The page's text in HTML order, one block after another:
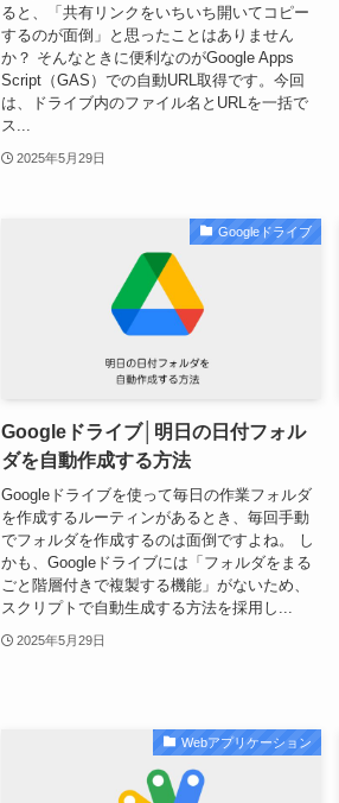
ると、「共有リンクをいちいち開いてコピー
するのが面倒」と思ったことはありません
か？ そんなときに便利なのがGoogle Apps
Script（GAS）での自動URL取得です。今回
は、ドライブ内のファイル名とURLを一括で
ス...
2025年5月29日
Googleドライブ
Googleドライブ│明日の日付フォル
ダを自動作成する方法
Googleドライブを使って毎日の作業フォルダ
を作成するルーティンがあるとき、毎回手動
でフォルダを作成するのは面倒ですよね。 し
かも、Googleドライブには「フォルダをまる
ごと階層付きで複製する機能」がないため、
スクリプトで自動生成する方法を採用し...
2025年5月29日
Webアプリケーション